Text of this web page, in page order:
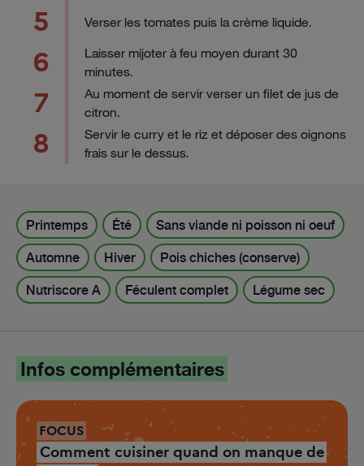
5 Verser les tomates puis la crème liquide.
6
Laisser mijoter à feu moyen durant 30
minutes.
7
Au moment de servir verser un filet de jus de
citron.
8
Servir le curry et le riz et déposer des oignons
frais sur le dessus.
Printemps Été Sans viande ni poisson ni oeuf
Automne Hiver Pois chiches (conserve)
Nutriscore A Féculent complet Légume sec
Infos complémentaires
FOCUS
Comment cuisiner quand on manque de